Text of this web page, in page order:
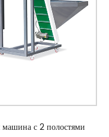
машина с 2 полостями